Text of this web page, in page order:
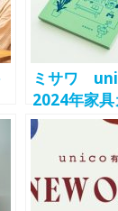
ミサワ
2024年家具
グ デザイ
新し2024
より店頭で
布開始